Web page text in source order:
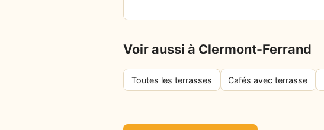
Voir aussi à Clermont-Ferrand
Toutes les terrasses Cafés avec terrasse